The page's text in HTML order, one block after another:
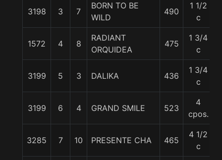
3198 3 7
BORN TO BE
WILD
490
1 1/2
c
1572 4 8
RADIANT
ORQUIDEA
475
1 3/4
c
3199 5 3 DALIKA 436
1 3/4
c
3199 6 4 GRAND SMILE 523
4
cpos.
3285 7 10 PRESENTE CHA 465
4 1/2
c